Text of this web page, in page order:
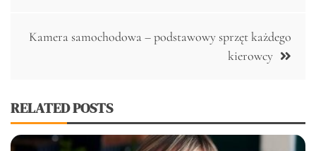
Kamera samochodowa – podstawowy sprzęt każdego
kierowcy
RELATED POSTS